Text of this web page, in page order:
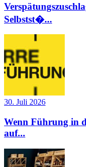
Selbstst�...
30. Juli 2026
Wenn Führung in
auf...